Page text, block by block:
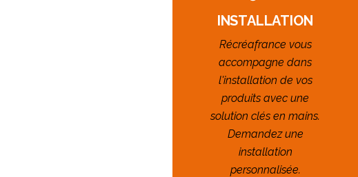
INSTALLATION
Récréafrance vous
accompagne dans
l'installation de vos
produits avec une
solution clés en mains.
Demandez une
installation
personnalisée.